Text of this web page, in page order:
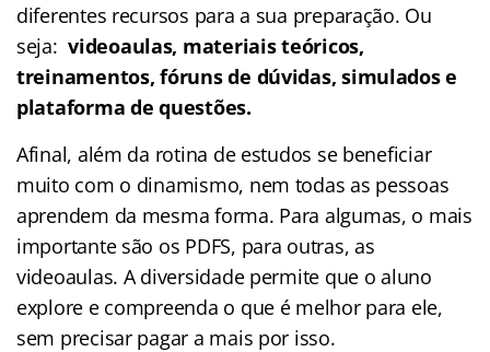
diferentes recursos para a sua preparação. Ou
seja: videoaulas, materiais teóricos,
treinamentos, fóruns de dúvidas, simulados e
plataforma de questões.
Afinal, além da rotina de estudos se beneficiar
muito com o dinamismo, nem todas as pessoas
aprendem da mesma forma. Para algumas, o mais
importante são os PDFS, para outras, as
videoaulas. A diversidade permite que o aluno
explore e compreenda o que é melhor para ele,
sem precisar pagar a mais por isso.